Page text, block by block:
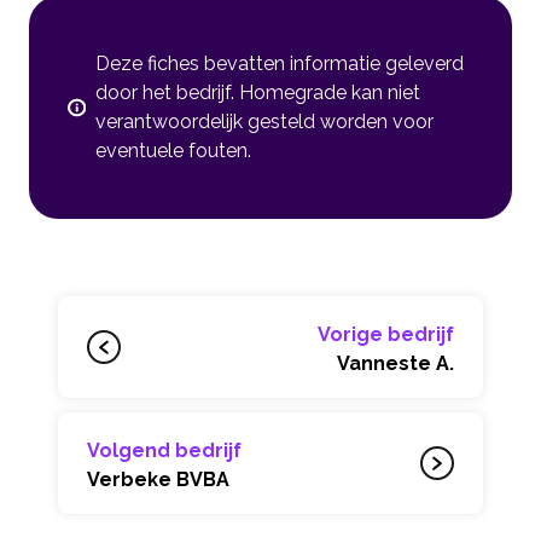
Deze fiches bevatten informatie geleverd
door het bedrijf. Homegrade kan niet
verantwoordelijk gesteld worden voor
eventuele fouten.
Vorige bedrijf
Vanneste A.
Volgend bedrijf
Verbeke BVBA